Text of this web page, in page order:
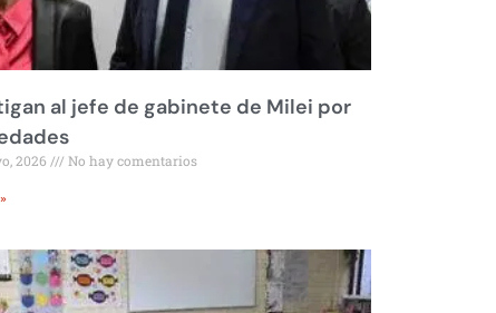
al jefe de gabinete de Milei por
2026 No hay comentarios